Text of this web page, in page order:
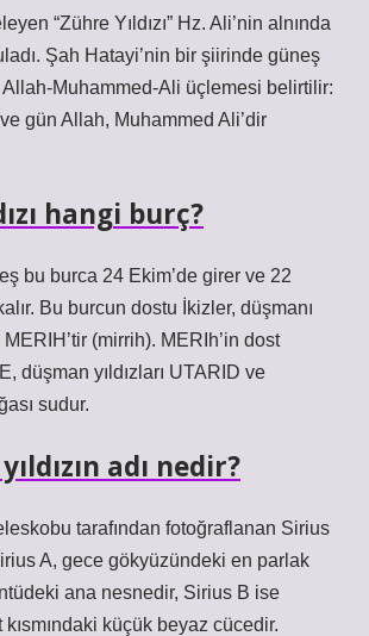
“Zühre Yıldızı” Hz. Ali’nin alnında
Şah Hatayi’nin bir şiirinde güneş
Muhammed-Ali üçlemesi belirtilir:
gün Allah, Muhammed Ali’dir
hangi burç?
bu burca 24 Ekim’de girer ve 22
Bu burcun dostu İkizler, düşmanı
MERIH’tir (mirrih). MERIh’in dost
düşman yıldızları UTARID ve
sudur.
adı nedir?
tarafından fotoğraflanan Sirius
A, gece gökyüzündeki en parlak
ana nesnedir, Sirius B ise
kısmındaki küçük beyaz cücedir.